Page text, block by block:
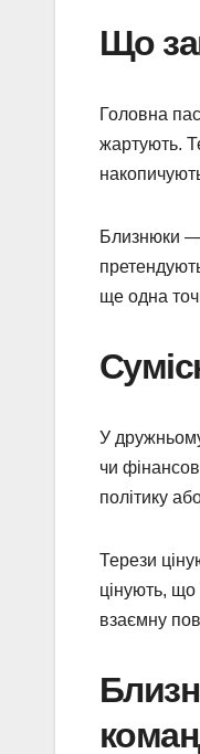
Що
Головна
жартують.
Близнюки —
ще одна
У
чи
політику
Терези
цінують,
взаємну